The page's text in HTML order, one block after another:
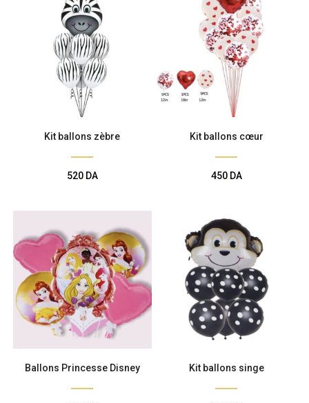
Kit ballons zèbre
520 DA
Kit ballons cœur
450 DA
Ballons Princesse Disney Kit ballons singe